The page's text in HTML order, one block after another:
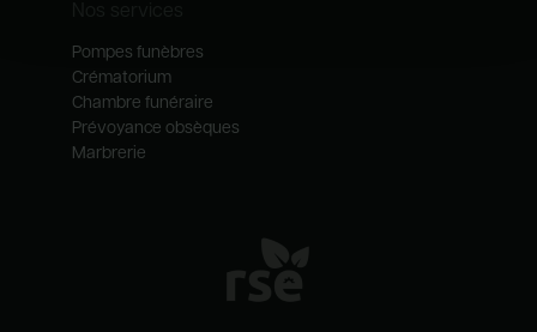
Pompes funèbres
Crématorium
Chambre funéraire
Prévoyance obsèques
Marbrerie